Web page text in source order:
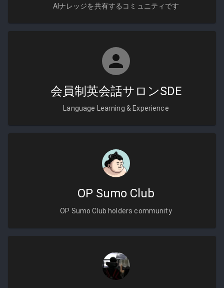
AIナレッジを共有するコミュニティです
会員制英会話サロンSDE
Language Learning & Experience
OP Sumo Club
OP Sumo Club holders community